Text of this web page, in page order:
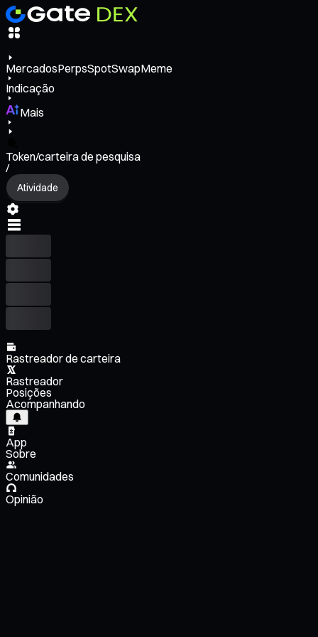
MercadosPerpsSpotSwapMeme
Indicação
Mais
Token/carteira de pesquisa
/
Atividade
Rastreador de carteira
Rastreador
Posições
Acompanhando
App
Sobre
Comunidades
Opinião